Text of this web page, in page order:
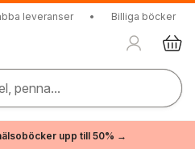
leveranser • Billiga böcker
penna...
upp till 50% →